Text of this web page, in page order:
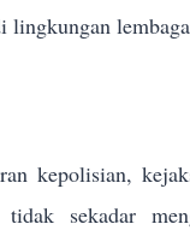
kepolisian,
sekadar